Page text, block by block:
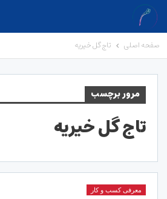
صفحه اصلی تاج گل خیریه
مرور برچسب
تاج گل خیریه
معرفی کسب و کار